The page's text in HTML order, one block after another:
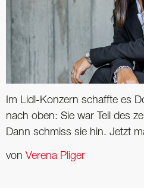
Im Lidl-Konzern schaffte es
nach oben: Sie war Teil des
Dann schmiss sie hin. Jetzt
von Verena Pliger